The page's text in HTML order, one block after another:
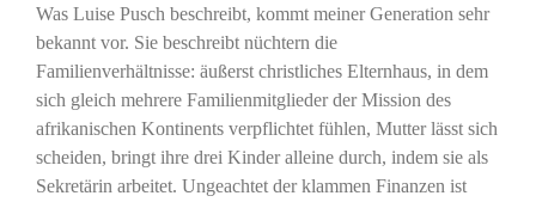
Was Luise Pusch beschreibt, kommt meiner Generation sehr
bekannt vor. Sie beschreibt nüchtern die
Familienverhältnisse: äußerst christliches Elternhaus, in dem
sich gleich mehrere Familienmitglieder der Mission des
afrikanischen Kontinents verpflichtet fühlen, Mutter lässt sich
scheiden, bringt ihre drei Kinder alleine durch, indem sie als
Sekretärin arbeitet. Ungeachtet der klammen Finanzen ist